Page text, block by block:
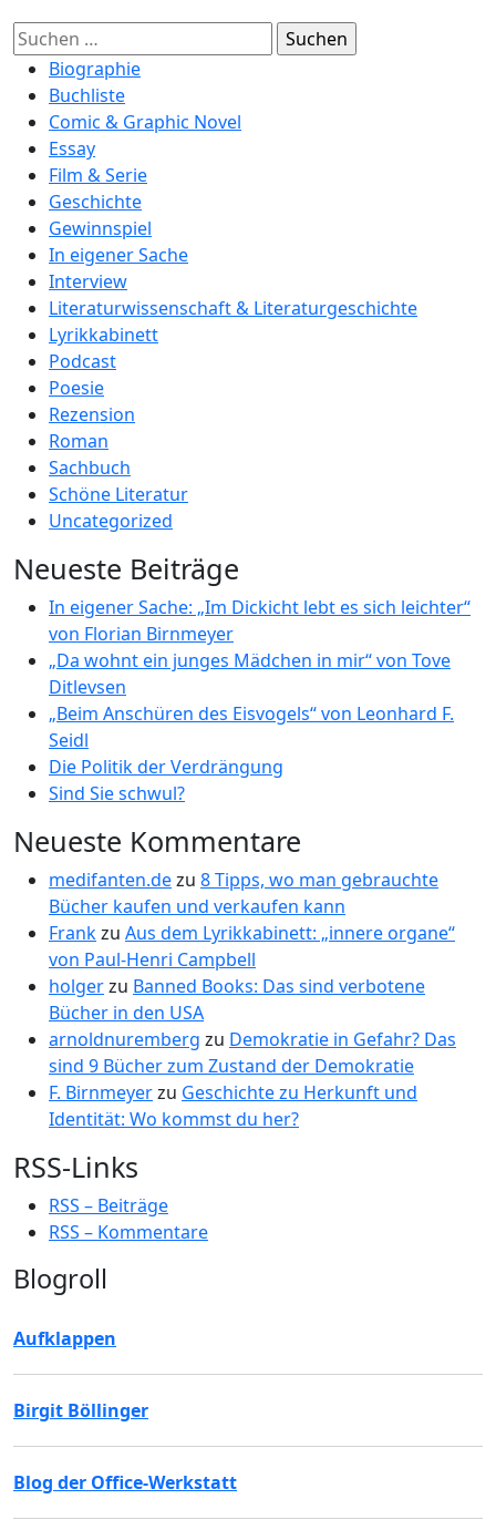
Suchen
nach:Biographie
Buchliste
Comic & Graphic Novel
Essay
Film & Serie
Geschichte
Gewinnspiel
In eigener Sache
Interview
Literaturwissenschaft & Literaturgeschichte
Lyrikkabinett
Podcast
Poesie
Rezension
Roman
Sachbuch
Schöne Literatur
Uncategorized
Neueste Beiträge
In eigener Sache: „Im Dickicht lebt es sich leichter“
von Florian Birnmeyer
„Da wohnt ein junges Mädchen in mir“ von Tove
Ditlevsen
„Beim Anschüren des Eisvogels“ von Leonhard F.
Seidl
Die Politik der Verdrängung
Sind Sie schwul?
Neueste Kommentare
medifanten.dezu 8 Tipps, wo man gebrauchte
Bücher kaufen und verkaufen kann
Frankzu Aus dem Lyrikkabinett: „innere organe“
von Paul-Henri Campbell
holgerzu Banned Books: Das sind verbotene
Bücher in den USA
arnoldnuremberg zu Demokratie in Gefahr? Das
sind 9 Bücher zum Zustand der Demokratie
F. Birnmeyerzu Geschichte zu Herkunft und
Identität: Wo kommst du her?
RSS-Links
RSS – Beiträge
RSS – Kommentare
Blogroll
Aufklappen
Birgit Böllinger
Blog der Office-Werkstatt